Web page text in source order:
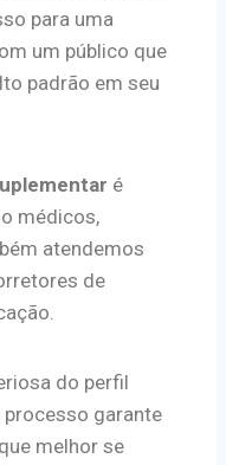
para uma
um público que
padrão em seu
é
médicos,
atendemos
de
do perfil
garante
que melhor se